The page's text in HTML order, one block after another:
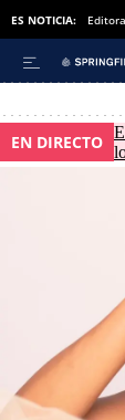
ES NOTICIA:
EN DIRECTO